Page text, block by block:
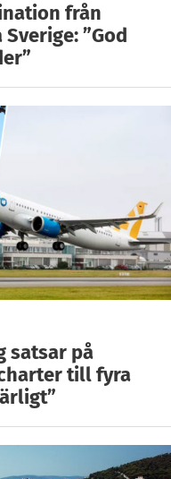
från
”God
satsar på
till fyra